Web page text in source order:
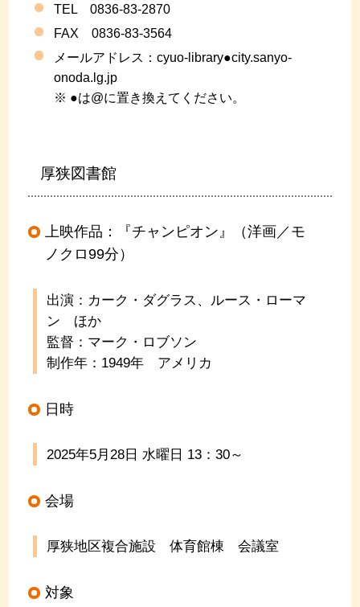
TEL 0836-83-2870
FAX 0836-83-3564
メールアドレス：cyuo-library●city.sanyo-
onoda.lg.jp
※ ●は@に置き換えてください。
厚狭図書館
上映作品：『チャンピオン』（洋画／モ
ノクロ99分）
出演：カーク・ダグラス、ルース・ローマ
ン ほか
監督：マーク・ロブソン
制作年：1949年 アメリカ
日時
2025年5月28日 水曜日 13 ：30～
会場
厚狭地区複合施設 体育館棟 会議室
対象